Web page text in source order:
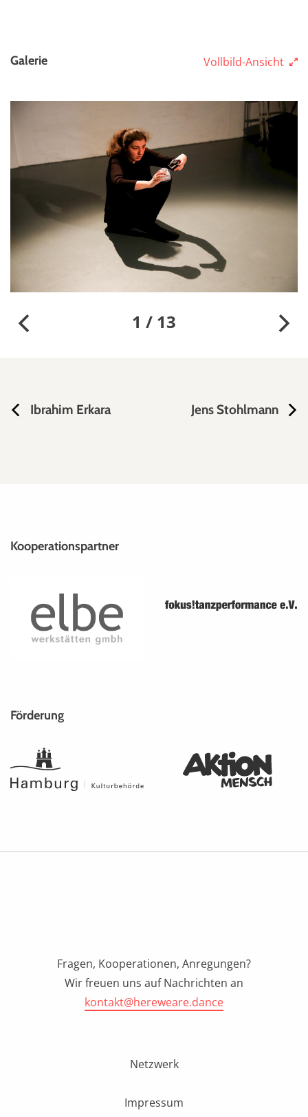
Galerie Vollbild-Ansicht
1 / 13
Ibrahim Erkara Jens Stohlmann
Kooperationspartner
Förderung
Fragen, Kooperationen, Anregungen?
Wir freuen uns auf Nachrichten an
kontakt@hereweare.dance
Netzwerk
Impressum